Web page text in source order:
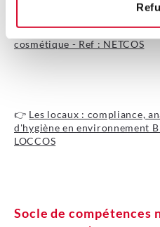
👉Maîtriser le nettoyage des
cosmétique - Ref : NETCOS
👉 Les locaux : compliance,
d'hygiène en environnement
LOCCOS
Socle de compétences